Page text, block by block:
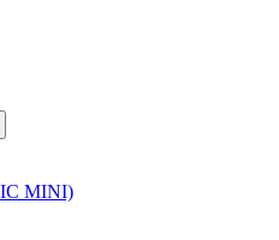
MINI)